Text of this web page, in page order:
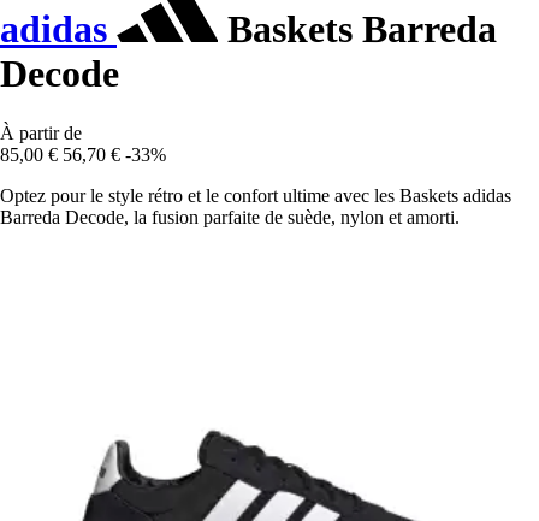
adidas
Baskets Barreda
Decode
À partir de
85,00 € 56,70 € -33%
Optez pour le style rétro et le confort ultime avec les Baskets adidas
Barreda Decode, la fusion parfaite de suède, nylon et amorti.